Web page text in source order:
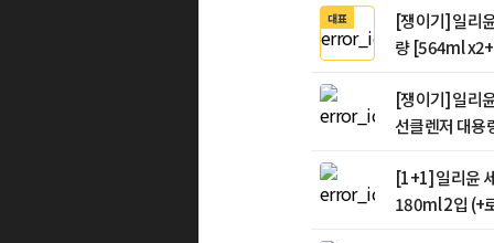
대표
[쟁이기] 일리
량 [564ml
[쟁이기] 일리
선클렌저 대
[1+1] 일리윤
180ml 2입 (+